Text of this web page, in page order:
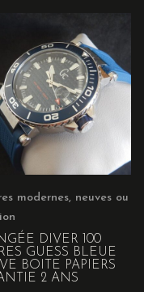
modernes, neuves ou
DIVER 100
GUESS BLEUE
BOITE PAPIERS
2 ANS